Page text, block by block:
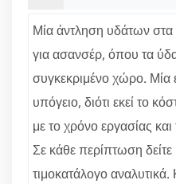
Μία άντληση υδάτων στα
για ασανσέρ, όπου τα
συγκεκριμένο χώρο. Μία
υπόγειο, διότι εκεί το
με το χρόνο εργασίας
Σε κάθε περίπτωση
τιμοκατάλογο